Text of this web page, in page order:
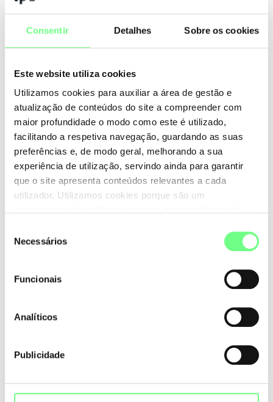
Consentir Detalhes Sobre os cookies
Este website utiliza cookies
Utilizamos cookies para auxiliar a área de gestão e
atualização de conteúdos do site a compreender com
maior profundidade o modo como este é utilizado,
facilitando a respetiva navegação, guardando as suas
preferências e, de modo geral, melhorando a sua
experiência de utilização, servindo ainda para garantir
que o site apresenta conteúdos relevantes a cada
utilizador. Utilizamos cookies porque são um
Necessários
Funcionais
Analíticos
Publicidade
associações constituídas nesse dia sendo a informação
enviada pelo sistema do IGFEJ ao sistema do .PT que,
acedendo aos seguintes serviços gratuitos durante 1
ano:
site em .pt
ferramenta para site e alojamento
caixas de correio eletrónico
Nota: No âmbito desta parceria com o IRN I.P., os dados
da sua empresa são transmitidos ao .PT com a finalidade
mais informações consulte a nossa
Política de